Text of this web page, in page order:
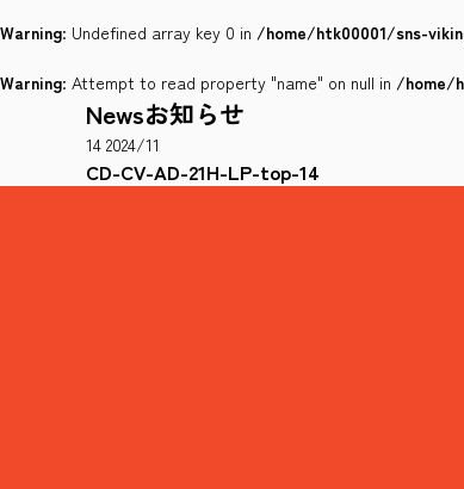
Warning: Undefined array key 0 in /home/htk00001/sns-
Warning: Attempt to read property "name" on null in /home/
Newsお知らせ
14 2024/11
CD-CV-AD-21H-LP-top-14